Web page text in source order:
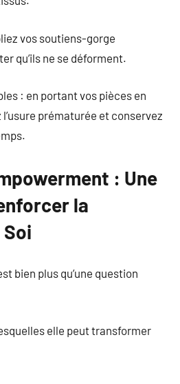
vos soutiens-gorge
qu’ils ne se déforment.
: en portant vos pièces en
prématurée et conservez
: Une
la
bien plus qu’une question
elle peut transformer